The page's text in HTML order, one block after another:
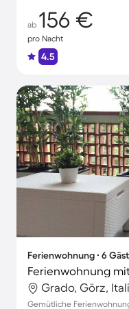
ab 156 €
pro Nacht
4.5
Ferienwohnung ∙ 6
Ferienwohnung
Grado, Görz,
Gemütliche